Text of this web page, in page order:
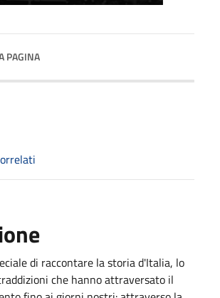
PAGINA
di raccontare la storia d'Italia, lo
che hanno attraversato il